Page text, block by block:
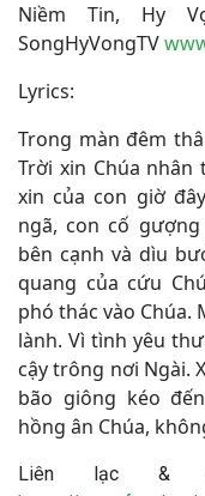
Niềm Tin, Hy
SongHyVongTV
Lyrics:
Trong màn đêm
Trời xin Chúa
xin của con giờ
ngã, con cố
bên cạnh và dìu
quang của cứu
phó thác vào Chúa.
lành. Vì tình yêu
cậy trông nơi Ngài.
bão giông kéo
hồng ân Chúa,
Liên lạc &